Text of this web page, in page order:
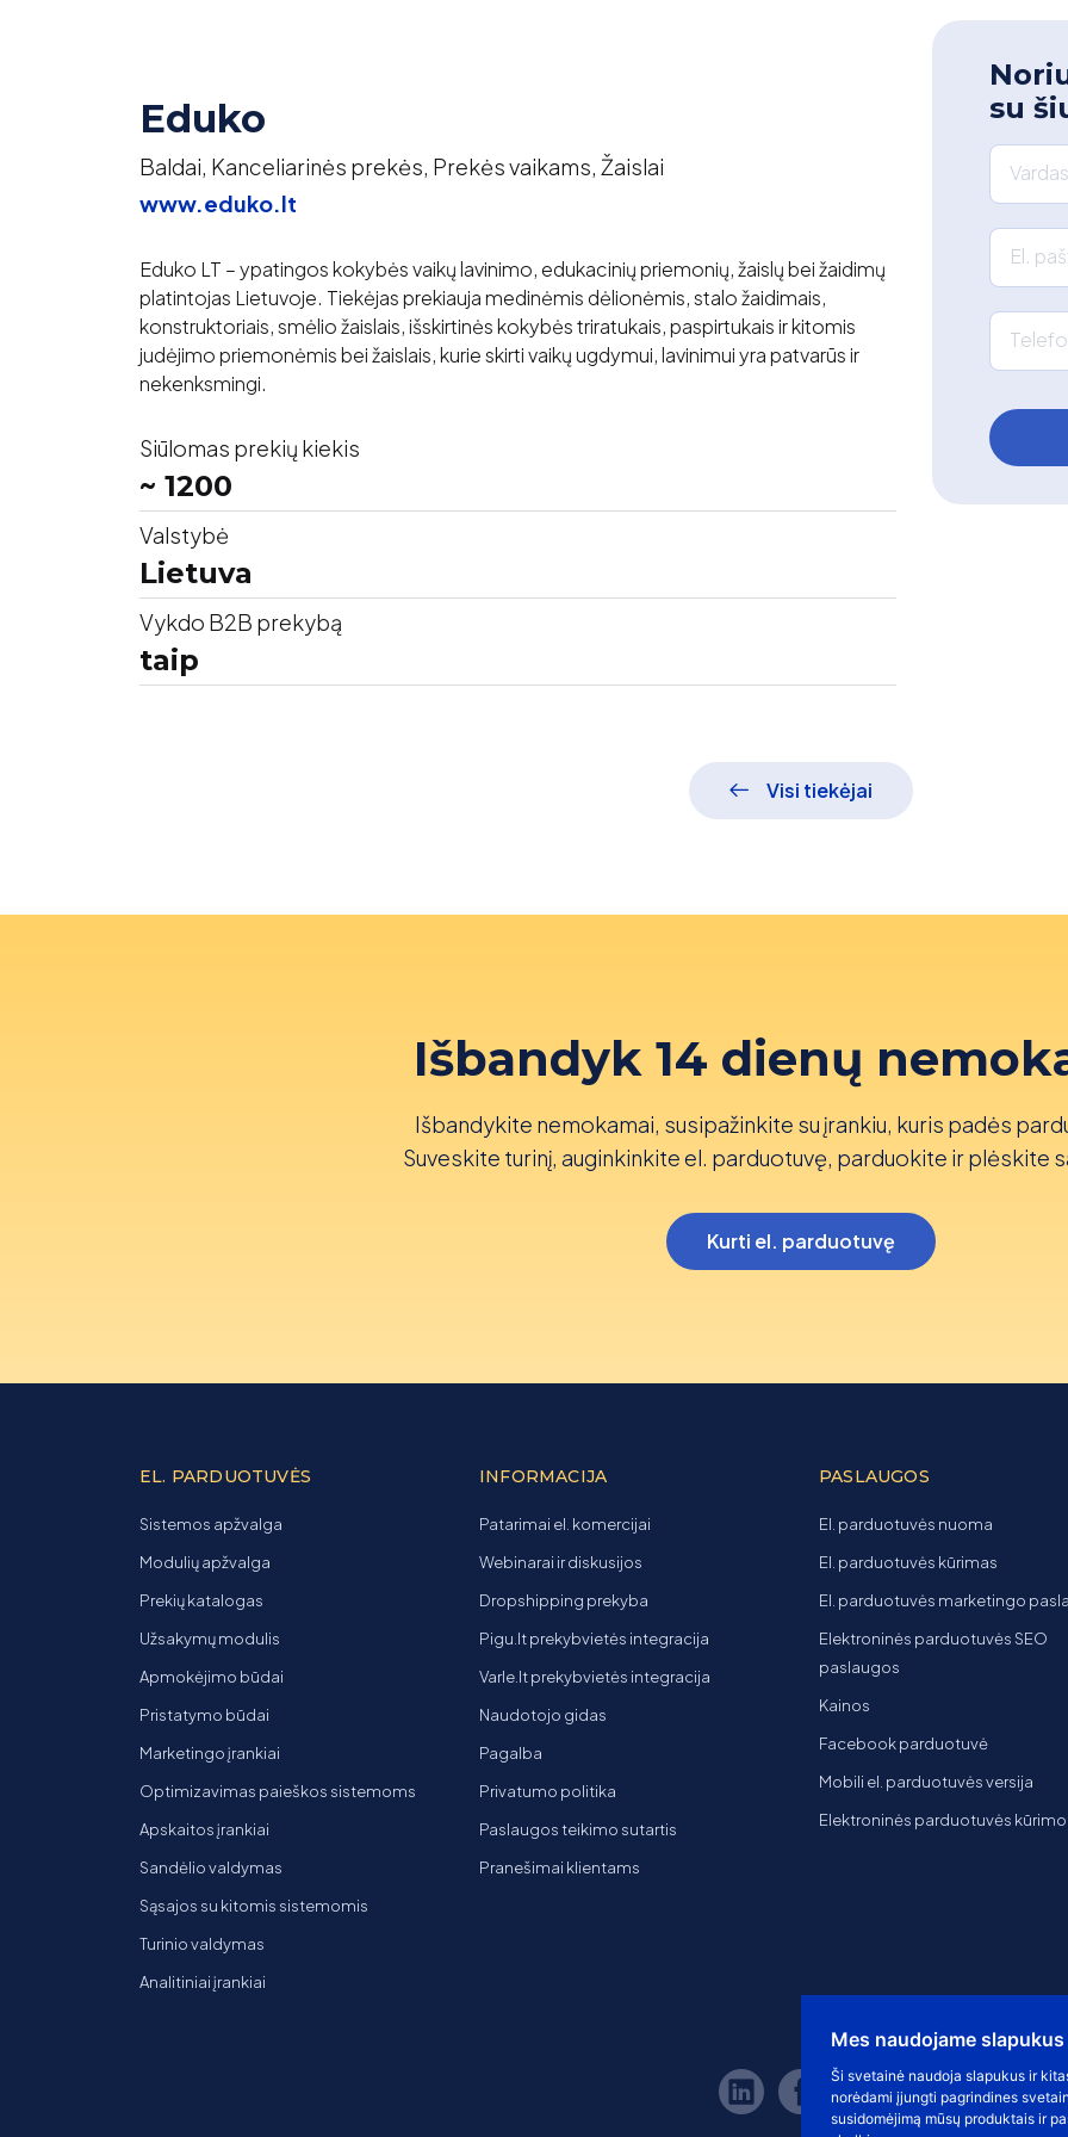
Mes naudojame slapukus
Ši svetainė naudoja slapukus ir
norėdami įjungti pagrindines
susidomėjimą mūsų produktais ir
Eduko
Baldai, Kanceliarinės prekės, Prekės vaikams, Žaislai
www.eduko.lt
Eduko LT – ypatingos kokybės vaikų lavinimo, edukacinių priemonių, žaislų bei žaidimų
platintojas Lietuvoje. Tiekėjas prekiauja medinėmis dėlionėmis, stalo žaidimais,
konstruktoriais, smėlio žaislais, išskirtinės kokybės triratukais, paspirtukais ir kitomis
judėjimo priemonėmis bei žaislais, kurie skirti vaikų ugdymui, lavinimui yra patvarūs ir
nekenksmingi.
Siūlomas prekių kiekis
~ 1200
Valstybė
Lietuva
Vykdo B2B prekybą
taip
su
El.
Visi tiekėjai
Išbandyk 14 dienų
Išbandykite nemokamai, susipažinkite su įrankiu, kuris padės
Suveskite turinį, auginkinkite el. parduotuvę, parduokite ir plėskite
Kurti el. parduotuvę
EL. PARDUOTUVĖS
Sistemos apžvalga
Modulių apžvalga
Prekių katalogas
Užsakymų modulis
Apmokėjimo būdai
Pristatymo būdai
Marketingo įrankiai
Optimizavimas paieškos sistemoms
Apskaitos įrankiai
Sandėlio valdymas
Sąsajos su kitomis sistemomis
Turinio valdymas
Analitiniai įrankiai
INFORMACIJA
Patarimai el. komercijai
Webinarai ir diskusijos
Dropshipping prekyba
Pigu.lt prekybvietės integracija
Varle.lt prekybvietės integracija
Naudotojo gidas
Pagalba
Privatumo politika
Paslaugos teikimo sutartis
Pranešimai klientams
PASLAUGOS
El. parduotuvės nuoma
El. parduotuvės kūrimas
El. parduotuvės marketingo
Elektroninės parduotuvės SEO
paslaugos
Kainos
Facebook parduotuvė
Mobili el. parduotuvės versija
Elektroninės parduotuvės